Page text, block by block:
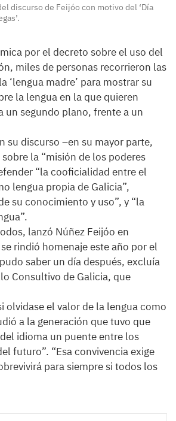
discurso de Feijóo con motivo del ‘Día
por el decreto sobre el uso del
miles de personas recorrieron las
‘lengua madre’ para mostrar su
la lengua en la que quieren
un segundo plano, frente a un
su discurso –en su mayor parte,
la “misión de los poderes
“la cooficialidad entre el
lengua propia de Galicia”,
su conocimiento y uso”, y “la
lanzó Núñez Feijóo en
rindió homenaje este año por el
saber un día después, excluía
Consultivo de Galicia, que
olvidase el valor de la lengua como
a la generación que tuvo que
idioma un puente entre los
futuro”. “Esa convivencia exige
para siempre si todos los